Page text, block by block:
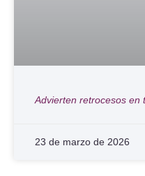
Advierten retrocesos en
23 de marzo de 2026